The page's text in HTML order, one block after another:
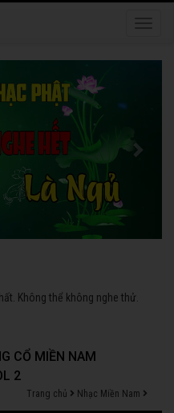
Không thể không nghe thử.
CỔ MIỀN NAM
2
Trang chủ Nhạc Miền Nam